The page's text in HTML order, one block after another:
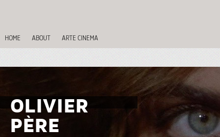
HOME ABOUT ARTE CINEMA
OLIVIER
PÈRE